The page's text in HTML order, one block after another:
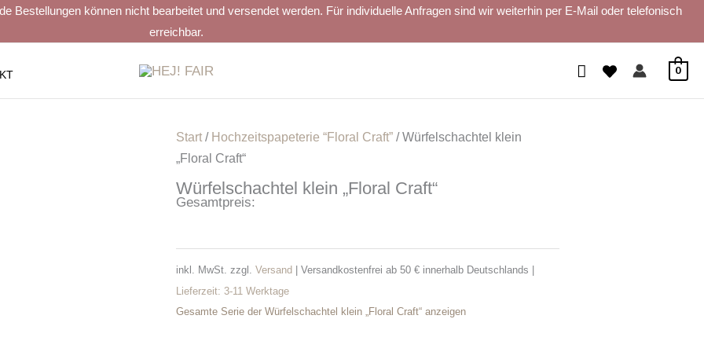
Bestellungen können nicht bearbeitet und versendet werden. Für individuelle Anfragen sind wir weiterhin per E-Mail oder telefonisch
erreichbar.
Suchen 0
Start / Hochzeitspapeterie “Floral Craft” / Würfelschachtel klein
„Floral Craft“
Würfelschachtel klein „Floral Craft“
Gesamtpreis:
inkl. MwSt. zzgl. Versand
| Versandkostenfrei ab 50 € innerhalb Deutschlands |
Lieferzeit: 3-11 Werktage
Gesamte Serie der Würfelschachtel klein „Floral Craft“ anzeigen